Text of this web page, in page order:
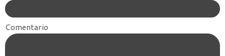
Comentario